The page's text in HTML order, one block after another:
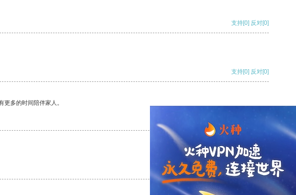
支持[0] 反对[0]
支持[0] 反对[0]
多的时间陪伴家人。
支持 [0] 反对[0]